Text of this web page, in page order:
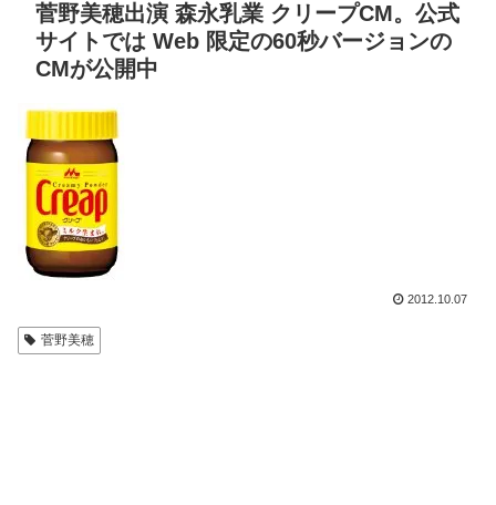
菅野美穂出演 森永乳業 クリープCM。公式
サイトでは Web 限定の60秒バージョンの
CMが公開中
2012.10.07
菅野美穂